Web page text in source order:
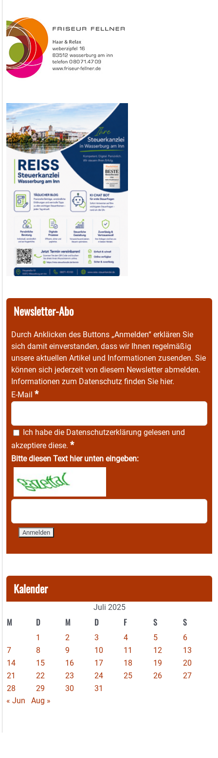
Newsletter-Abo
Durch Anklicken des Buttons „Anmelden“ erklären Sie
sich damit einverstanden, dass wir Ihnen regelmäßig
unsere aktuellen Artikel und Informationen zusenden. Sie
können sich jederzeit von diesem Newsletter abmelden.
Informationen zum Datenschutz finden Sie hier.
E-Mail *
Ich habe die Datenschutzerklärung gelesen und
akzeptiere diese. *
Bitte diesen Text hier unten eingeben:
Kalender
Juli 2025
M D M D F S S
1 2 3 4 5
6
7
8 9 10 11 12
13
14
15 16 17 18 19
20
21
22 23 24 25 26
27
28
29 30
31
« Jun
Aug »